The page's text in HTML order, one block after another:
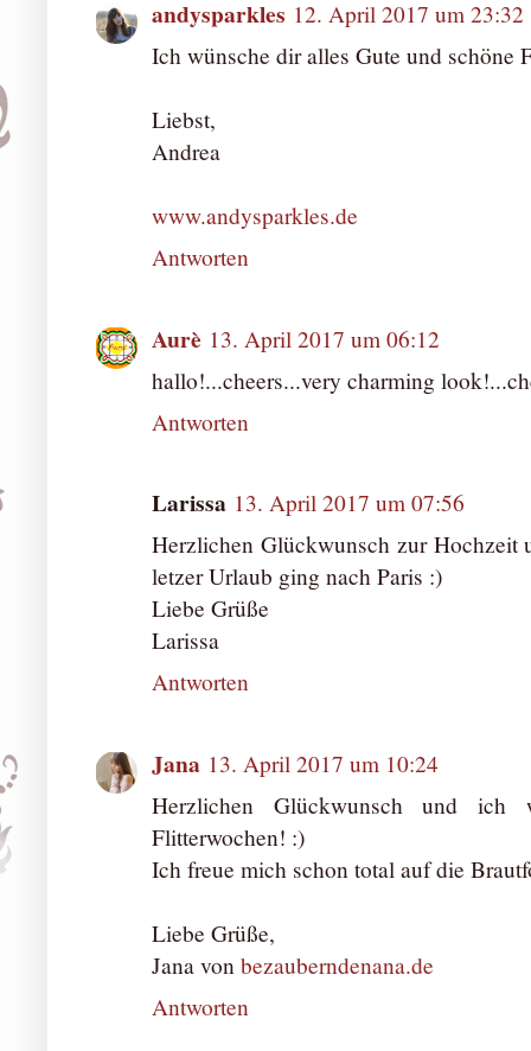
andysparkles 12. April 2017 um 23:32
Ich wünsche dir alles Gute und schöne
Liebst,
Andrea
www.andysparkles.de
Antworten
Aurè 13. April 2017 um 06:12
hallo!...cheers...very charming
Antworten
Larissa 13. April 2017 um 07:56
Herzlichen Glückwunsch zur Hochzeit
letzer Urlaub ging nach Paris :)
Liebe Grüße
Larissa
Antworten
Jana 13. April 2017 um 10:24
Herzlichen Glückwunsch und ich
Flitterwochen! :)
Ich freue mich schon total auf die
Liebe Grüße,
Jana von bezauberndenana.de
Antworten